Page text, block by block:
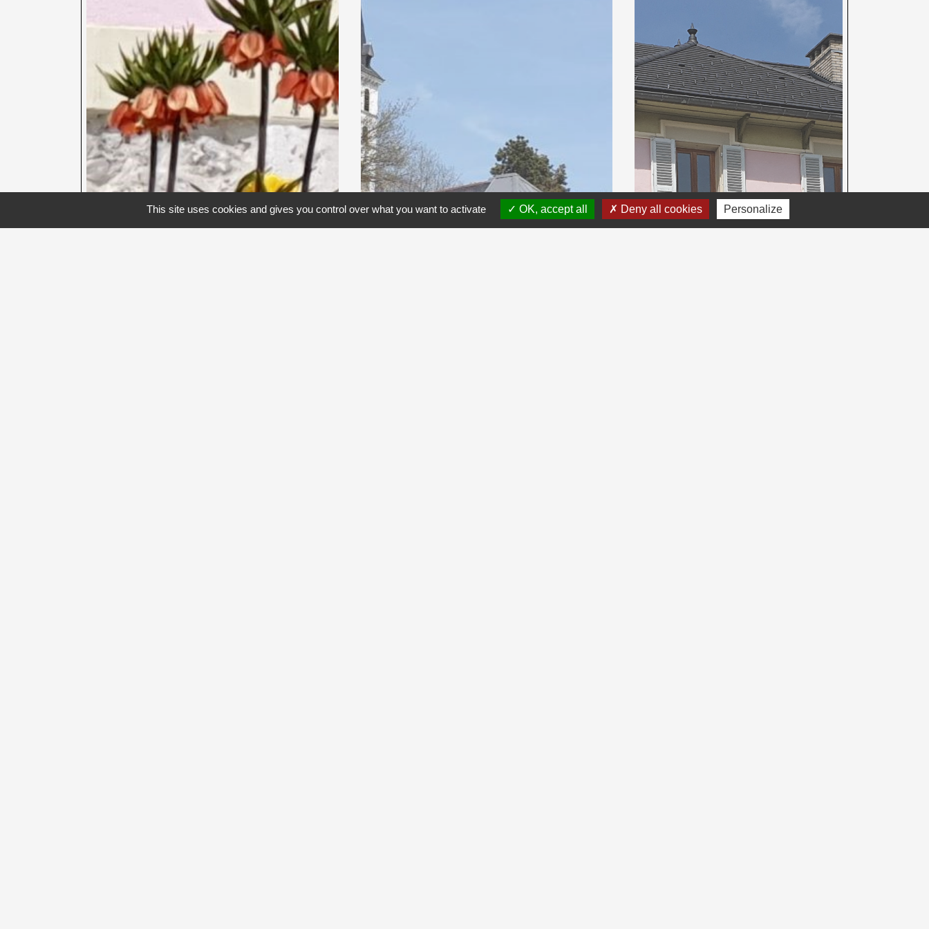
This site uses cookies and gives you control over what you want to activate OK, accept all Deny all cookies Personalize